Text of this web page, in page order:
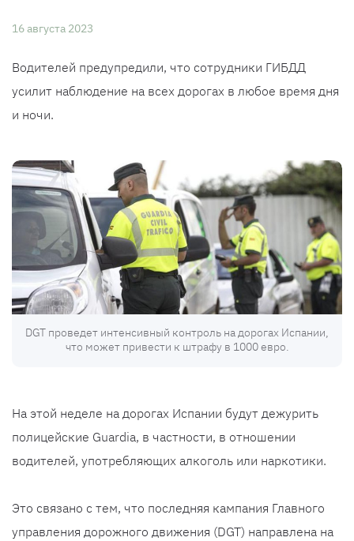
16 августа 2023
Водителей предупредили, что сотрудники ГИБДД
усилит наблюдение на всех дорогах в любое время дня
и ночи.
DGT проведет интенсивный контроль на дорогах Испании,
что может привести к штрафу в 1000 евро.
На этой неделе на дорогах Испании будут дежурить
полицейские Guardia, в частности, в отношении
водителей, употребляющих алкоголь или наркотики.
Это связано с тем, что последняя кампания Главного
управления дорожного движения (DGT) направлена ​​​​на